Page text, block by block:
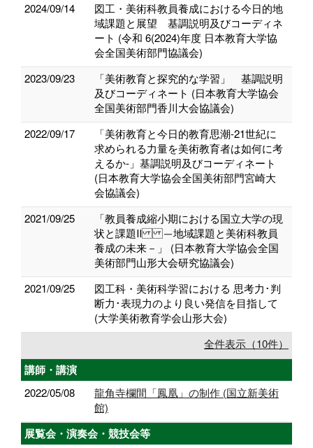
2024/09/14
図工・美術科教員養成における今日的地
域課題と展望 基調説明及びコーディネ
ート (令和 6(2024)年度 日本教育大学協
会全国美術部門協議会)
2023/09/23
「美術教育と探究的な学習」 基調説明
及びコーディネート (日本教育大学協会
全国美術部門香川大会協議会)
2022/09/17
「美術教育と今日的教育思潮‐21世紀に
求められる力量を美術教育者は如何に考
えるか‐」基調説明及びコーディネート
(日本教育大学協会全国美術部門宮崎大
会協議会)
2021/09/25
「教員養成縮小期における 国立大学の現
状と課題Ⅱ －地域課題と美術科教員
養成の未来－」 (日本教育大学協会全国
美術部門山形大会研究協議会)
2021/09/25
図工科・美術科学習における 思考力･判
断力･表現力のより良い発信を目指して
(大学美術教育学会山形大会)
全件表示（10件）
講師・講演
2022/05/08
龍角寺欄間「鳳凰」の制作 (国立新美術
館)
展覧会・演奏会・競技会等